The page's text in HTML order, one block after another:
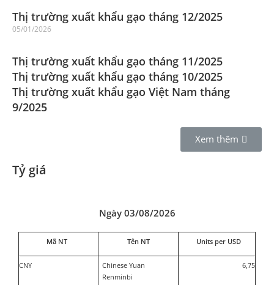
Thị trường xuất khẩu gạo tháng 12/2025
05/01/2026
Thị trường xuất khẩu gạo tháng 11/2025
Thị trường xuất khẩu gạo tháng 10/2025
Thị trường xuất khẩu gạo Việt Nam tháng
9/2025
Xem thêm
Tỷ giá
Ngày 03/08/2026
Mã NT Tên NT Units per USD
CNY
Chinese Yuan
Renminbi
6,75